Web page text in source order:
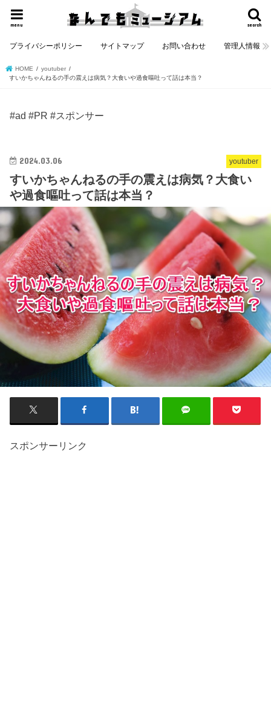
search
menu
プライバシーポリシー サイトマップ お問い合わせ 管理人情報
HOME
youtuber
すいかちゃんねるの手の震えは病気？大食いや過食嘔吐って話は本当？
#ad #PR #スポンサー
youtuber
2024.03.06
すいかちゃんねるの手の震えは病気？大食い
や過食嘔吐って話は本当？
スポンサーリンク